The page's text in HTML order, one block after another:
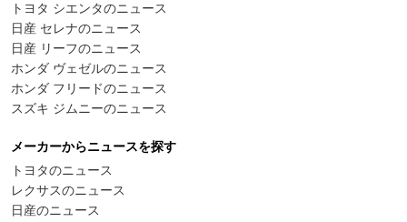
トヨタ シエンタのニュース
日産 セレナのニュース
日産 リーフのニュース
ホンダ ヴェゼルのニュース
ホンダ フリードのニュース
スズキ ジムニーのニュース
メーカーからニュースを探す
トヨタのニュース
レクサスのニュース
日産のニュース